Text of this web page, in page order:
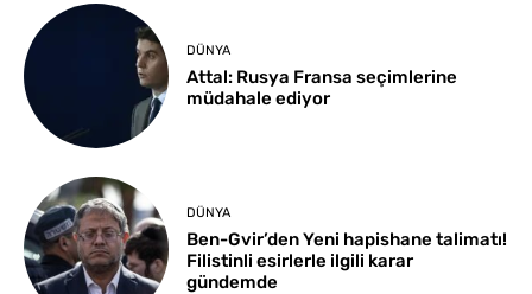
DÜNYA
Attal: Rusya Fransa seçimlerine
müdahale ediyor
DÜNYA
Ben-Gvir’den Yeni hapishane talimatı!
Filistinli esirlerle ilgili karar
gündemde